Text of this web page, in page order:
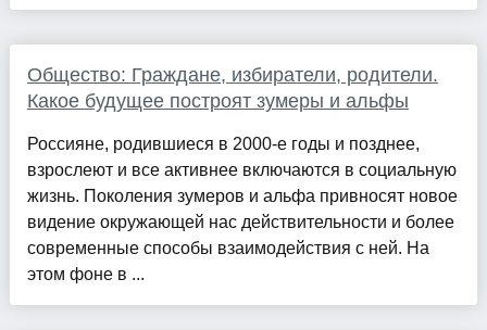
Общество: Граждане, избиратели, родители.
Какое будущее построят зумеры и альфы
Россияне, родившиеся в 2000-е годы и позднее,
взрослеют и все активнее включаются в социальную
жизнь. Поколения зумеров и альфа привносят новое
видение окружающей нас действительности и более
современные способы взаимодействия с ней. На
этом фоне в ...